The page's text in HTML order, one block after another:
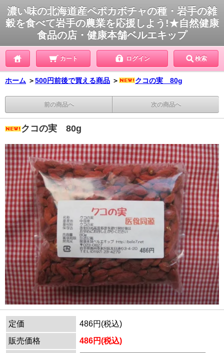
濃い味の北海道産ペポカボチャの種・岩手の雑
穀を食べて岩手の農業を応援しよう!★自然健康
食品の店・健康本舗ベルエキップ
カート ログイン 検索
ホーム ＞500円前後で買える商品 ＞ クコの実 80g
前の商品へ 次の商品へ
クコの実 80g
定価
486円(税込)
販売価格
486円(税込)